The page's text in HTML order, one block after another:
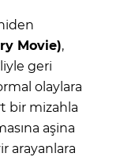
Movie),
geri
olaylara
bir mizahla
aşina
arayanlara